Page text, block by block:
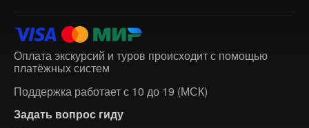
Оплата экскурсий и туров происходит с помощью
платёжных систем
Поддержка работает с 10 до 19 (МСК)
Задать вопрос гиду